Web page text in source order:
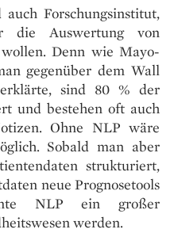
Forschungsinstitut,
die Auswertung von
Denn wie Mayo-
gegenüber dem Wall
sind 80 % der
und bestehen oft auch
Ohne NLP wäre
Sobald man aber
strukturiert,
neue Prognosetools
NLP ein großer
werden.